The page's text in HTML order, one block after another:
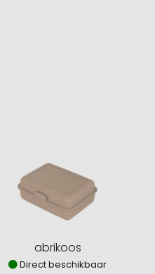
abrikoos
Direct beschikbaar